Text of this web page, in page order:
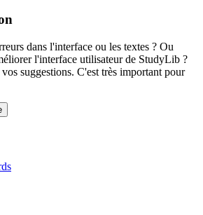
dans l'interface ou les textes ? Ou
l'interface utilisateur de StudyLib ?
suggestions. C'est très important pour